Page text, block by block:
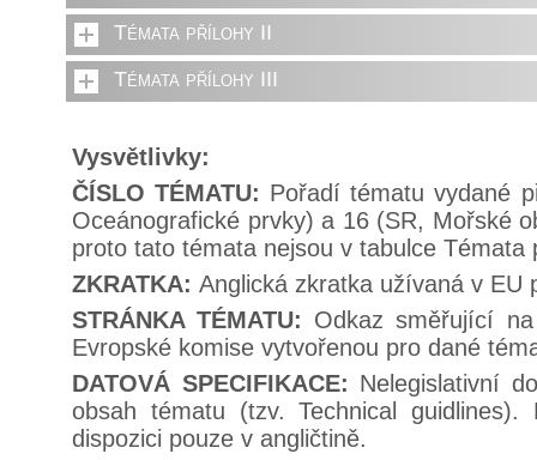
Témata přílohy II
Témata přílohy III
Vysvětlivky:
ČÍSLO TÉMATU: Pořadí tématu vydané
Oceánografické prvky) a 16 (SR, Mořské
proto tato témata nejsou v tabulce Témata
ZKRATKA: Anglická zkratka užívaná v EU
STRÁNKA TÉMATU: Odkaz směřující
Evropské komise vytvořenou pro dané
DATOVÁ SPECIFIKACE: Nelegislativní
obsah tématu (tzv. Technical
dispozici pouze v angličtině.